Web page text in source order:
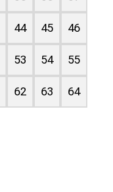
44 45 46
53 54 55
62 63 64